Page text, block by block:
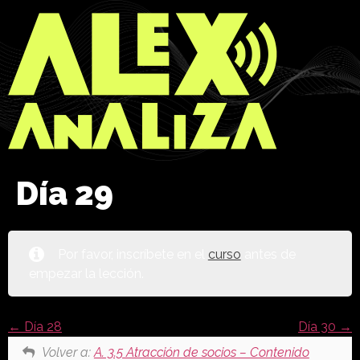
Día 29
curso
Día 28
Día 30
Volver a:A. 3.5 Atracción de socios – Contenido